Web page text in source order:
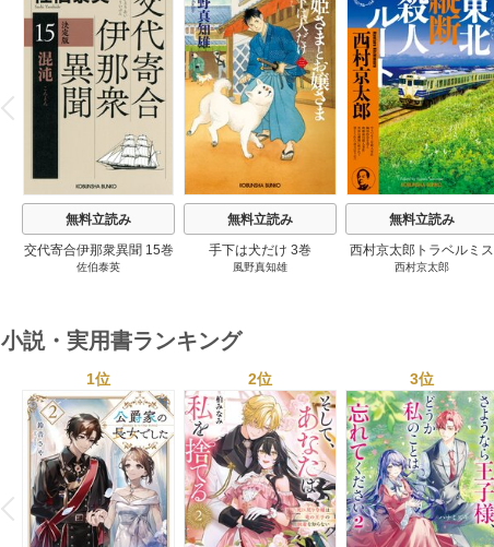
P
r
e
i
o
u
s
無料立読み
交代寄合伊那衆異聞 15巻
佐伯泰英
無料立読み
手下は犬だけ 3巻
風野真知雄
無料立読み
西村京太郎トラベルミス
テリー・セレクション 2
西村京太郎
小説・実用書ランキング
P
r
e
v
i
o
u
s
1位 2位 3位